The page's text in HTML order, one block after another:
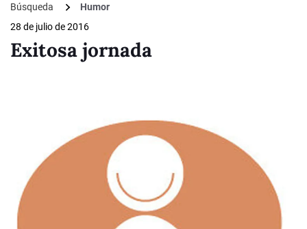
Búsqueda
Humor
28 de julio de 2016
Exitosa jornada